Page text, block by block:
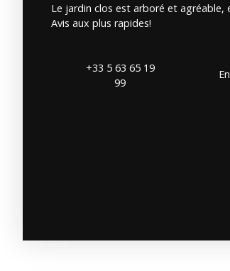
Le jardin clos est arboré et agréable,
Avis aux plus rapides!
+33 5 63 65 19
99